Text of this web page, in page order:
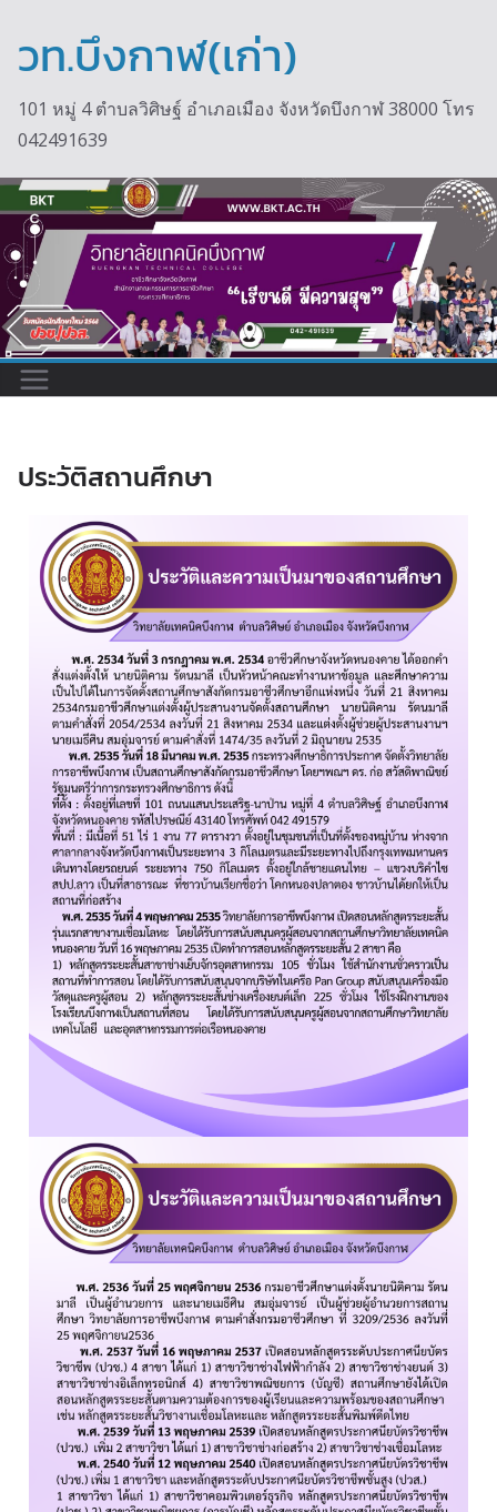
วท.บึงกาฬ(เก่า)
101 หมู่ 4 ตำบลวิศิษฐ์ อำเภอเมือง จังหวัดบึงกาฬ 38000 โทร
042491639
ประวัติสถานศึกษา